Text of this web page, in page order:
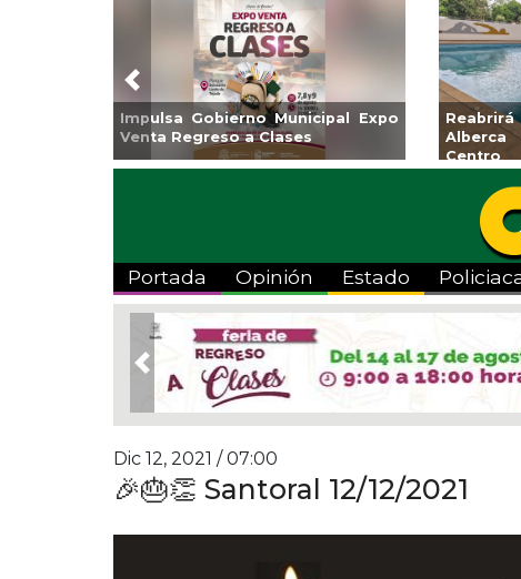
Gobierno Municipal Expo
Regreso a Clases
Reabrirá
Alberca Semiolímpica
Centro
Previous
Portada Opinión Estado
Previous
Dic 12, 2021 / 07:00
🎉🎂👏 Santoral 12/12/2021